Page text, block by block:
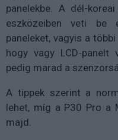
panelekbe. A dél-
eszközeiben veti be
paneleket, vagyis a
hogy vagy LCD-
pedig marad a
A tippek szerint a
lehet, míg a P30 Pro a
majd.